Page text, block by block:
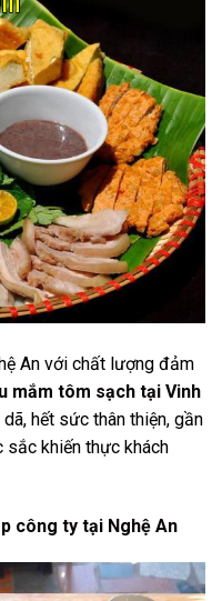
An với chất lượng đảm
mắm tôm sạch tại Vinh
hết sức thân thiện, gần
sắc khiến thực khách
công ty tại Nghệ An